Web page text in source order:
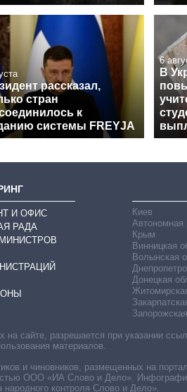
рассказал,
стран
к
системы FREYJA
6
В
И ОФИС
РАДА
Киев
Автономная
Крым
Винницкая
Волынская
Донецкая
сайте, разрешается при указании
материалов.
и чиновников, размещенных на
ООО «ИА Слово и Дело».
контроля Слово и Дело».